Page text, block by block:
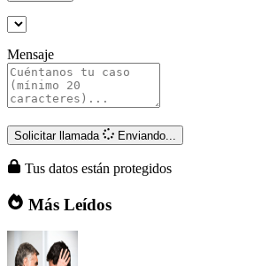
Mensaje
Solicitar llamada Enviando...
Tus datos están protegidos
Más Leídos